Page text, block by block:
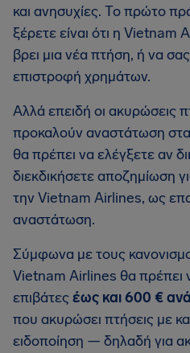
και ανησυχίες. Το πρώτο
ξέρετε είναι ότι η
βρει μια νέα πτήση, ή να
επιστροφή χρημάτων.
Αλλά επειδή οι ακυρώσεις
προκαλούν αναστάτωση στα
θα πρέπει να ελέγξετε αν
διεκδικήσετε αποζημίωση
την Vietnam Airlines, ως
αναστάτωση.
Σύμφωνα με τους
Vietnam Airlines θα πρέπει
επιβάτεςέως και 600 €
που ακυρώσει πτήσεις με
ειδοποίηση — δηλαδή για